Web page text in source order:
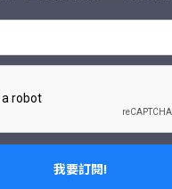
我要訂閱!